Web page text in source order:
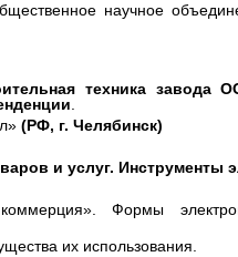
научное
техника завода
(РФ, г. Челябинск)
и услуг. Инструменты
Формы
их использования.